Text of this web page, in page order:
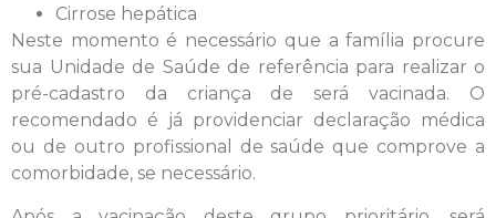
Cirrose hepática
Neste momento é necessário que a família procure
sua Unidade de Saúde de referência para realizar o
pré-cadastro da criança de será vacinada. O
recomendado é já providenciar declaração médica
ou de outro profissional de saúde que comprove a
comorbidade, se necessário.